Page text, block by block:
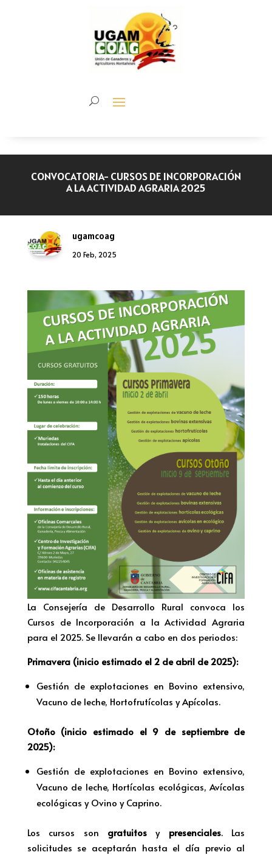
CONVOCATORIA- CURSOS DE INCORPORACIÓN
A LA ACTIVIDAD AGRARIA 2025
ugamcoag
20 Feb, 2025
La Consejería de Desarrollo Rural convoca los
Cursos de Incorporación a la Actividad Agraria
para el 2025. Se llevarán a cabo en dos periodos:
Primavera (inicio estimado el 2 de abril de 2025):
Gestión de explotaciones en Bovino extensivo,
Vacuno de leche, Hortofrutícolas y Apícolas.
Otoño (inicio estimado el 9 de septiembre de
2025):
Gestión de explotaciones en Bovino extensivo,
Vacuno de leche, Hortícolas ecológicas, Avícolas
ecológicas y Ovino y Caprino.
Los cursos son gratuitos y presenciales. Las
solicitudes se aceptarán hasta el día previo al